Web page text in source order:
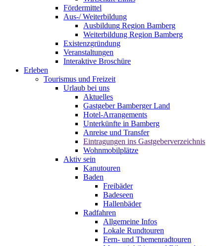
Fördermittel
Aus-/ Weiterbildung
Ausbildung Region Bamberg
Weiterbildung Region Bamberg
Existenzgründung
Veranstaltungen
Interaktive Broschüre
Erleben
Tourismus und Freizeit
Urlaub bei uns
Aktuelles
Gastgeber Bamberger Land
Hotel-Arrangements
Unterkünfte in Bamberg
Anreise und Transfer
Eintragungen ins Gastgeberverzeichnis
Wohnmobilplätze
Aktiv sein
Kanutouren
Baden
Freibäder
Badeseen
Hallenbäder
Radfahren
Allgemeine Infos
Lokale Rundtouren
Fern- und Themenradtouren